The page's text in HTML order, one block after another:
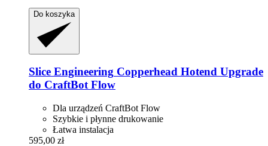
Do koszyka
Slice Engineering Copperhead Hotend Upgrade
do CraftBot Flow
Dla urządzeń CraftBot Flow
Szybkie i płynne drukowanie
Łatwa instalacja
595,00 zł